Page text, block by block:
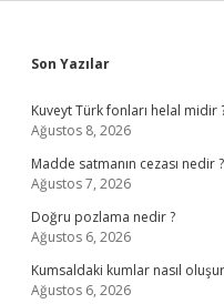
Sidebar
Son Yazılar
Kuveyt Türk fonları helal midir
Ağustos 8, 2026
Madde satmanın cezası nedir ?
Ağustos 7, 2026
Doğru pozlama nedir ?
Ağustos 6, 2026
Kumsaldaki kumlar nasıl
Ağustos 6, 2026